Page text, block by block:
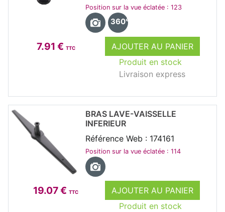
7.91 € TTC
AJOUTER AU PANIER
Produit en stock
Livraison express
Position sur la vue éclatée : 123
360°
19.07 € TTC
AJOUTER AU PANIER
Produit en stock
BRAS LAVE-VAISSELLE
INFERIEUR
Référence Web : 174161
Position sur la vue éclatée : 114